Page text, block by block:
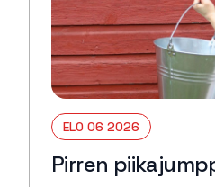
ELO 06 2026
Pirren